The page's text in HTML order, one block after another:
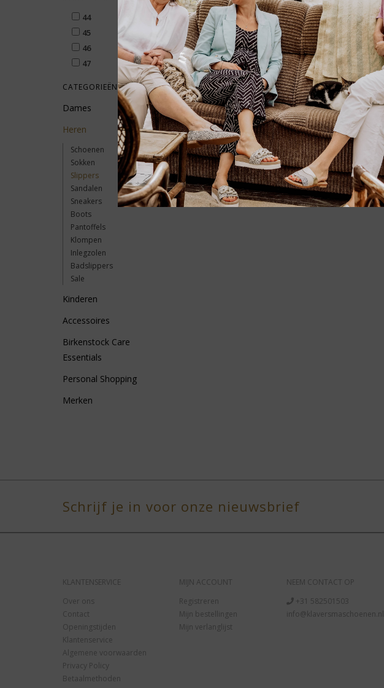
44
45
46
47
CATEGORIEËN
Dames
Heren
Schoenen
Sokken
Slippers
Sandalen
Sneakers
Boots
Pantoffels
Klompen
Inlegzolen
Badslippers
Sale
Kinderen
Accessoires
Birkenstock Care
Essentials
Personal Shopping
Merken
Schrijf je in voor onze nieuwsbrief
KLANTENSERVICE
Over ons
Contact
Openingstijden
Klantenservice
Algemene voorwaarden
Privacy Policy
Betaalmethoden
MIJN ACCOUNT
Registreren
Mijn bestellingen
Mijn verlanglijst
NEEM CONTACT OP
+31 582501503
info@klaversmaschoenen.nl